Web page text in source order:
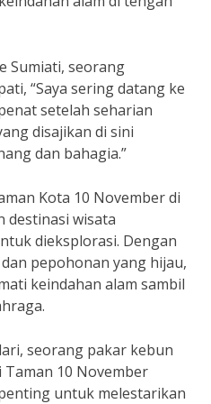
Sumiati, seorang
“Saya sering datang ke
setelah seharian
disajikan di sini
dan bahagia.”
Kota 10 November di
destinasi wisata
dieksplorasi. Dengan
pepohonan yang hijau,
keindahan alam sambil
seorang pakar kebun
Taman 10 November
untuk melestarikan